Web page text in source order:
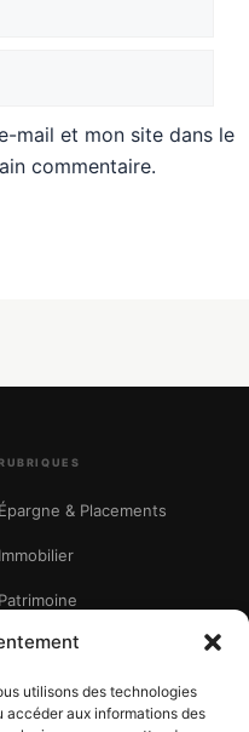
utilisons des technologies
aux informations des
mail et mon site dans le
commentaire.
Épargne & Placements
Immobilier
Patrimoine